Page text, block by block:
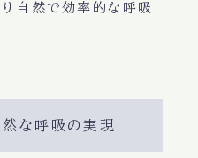
り自然で効率的な呼吸
な呼吸の実現